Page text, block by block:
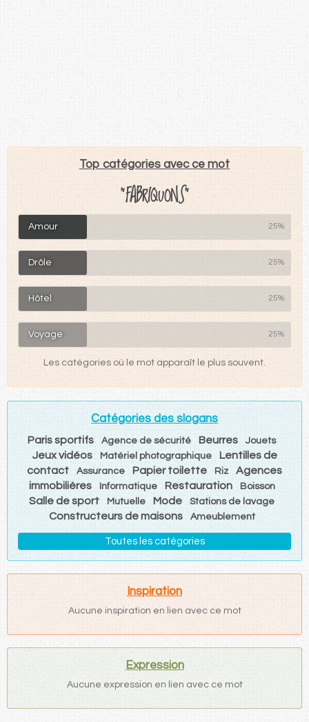
Top catégories avec ce mot
"FABRIQUONS"
Amour 25%
Drôle 25%
Hôtel 25%
Voyage 25%
Les catégories où le mot apparaît le plus souvent.
Catégories des slogans
Paris sportifs Agence de sécurité Beurres Jouets
Jeux vidéos Matériel photographique
Lentilles de
contact
Assurance Papier toilette Riz
Agences
immobilières
Informatique Restauration Boisson
Salle de sport Mutuelle Mode Stations de lavage
Constructeurs de maisons Ameublement
Toutes les catégories
Inspiration
Aucune inspiration en lien avec ce mot
Expression
Aucune expression en lien avec ce mot